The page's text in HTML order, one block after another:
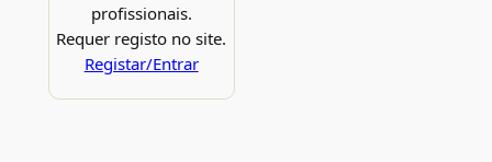
profissionais.
Requer registo no site.
Registar/Entrar